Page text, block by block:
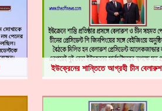
ইউক্রেনের শান্তিতে আগ্রহী চীন বেলারুশ